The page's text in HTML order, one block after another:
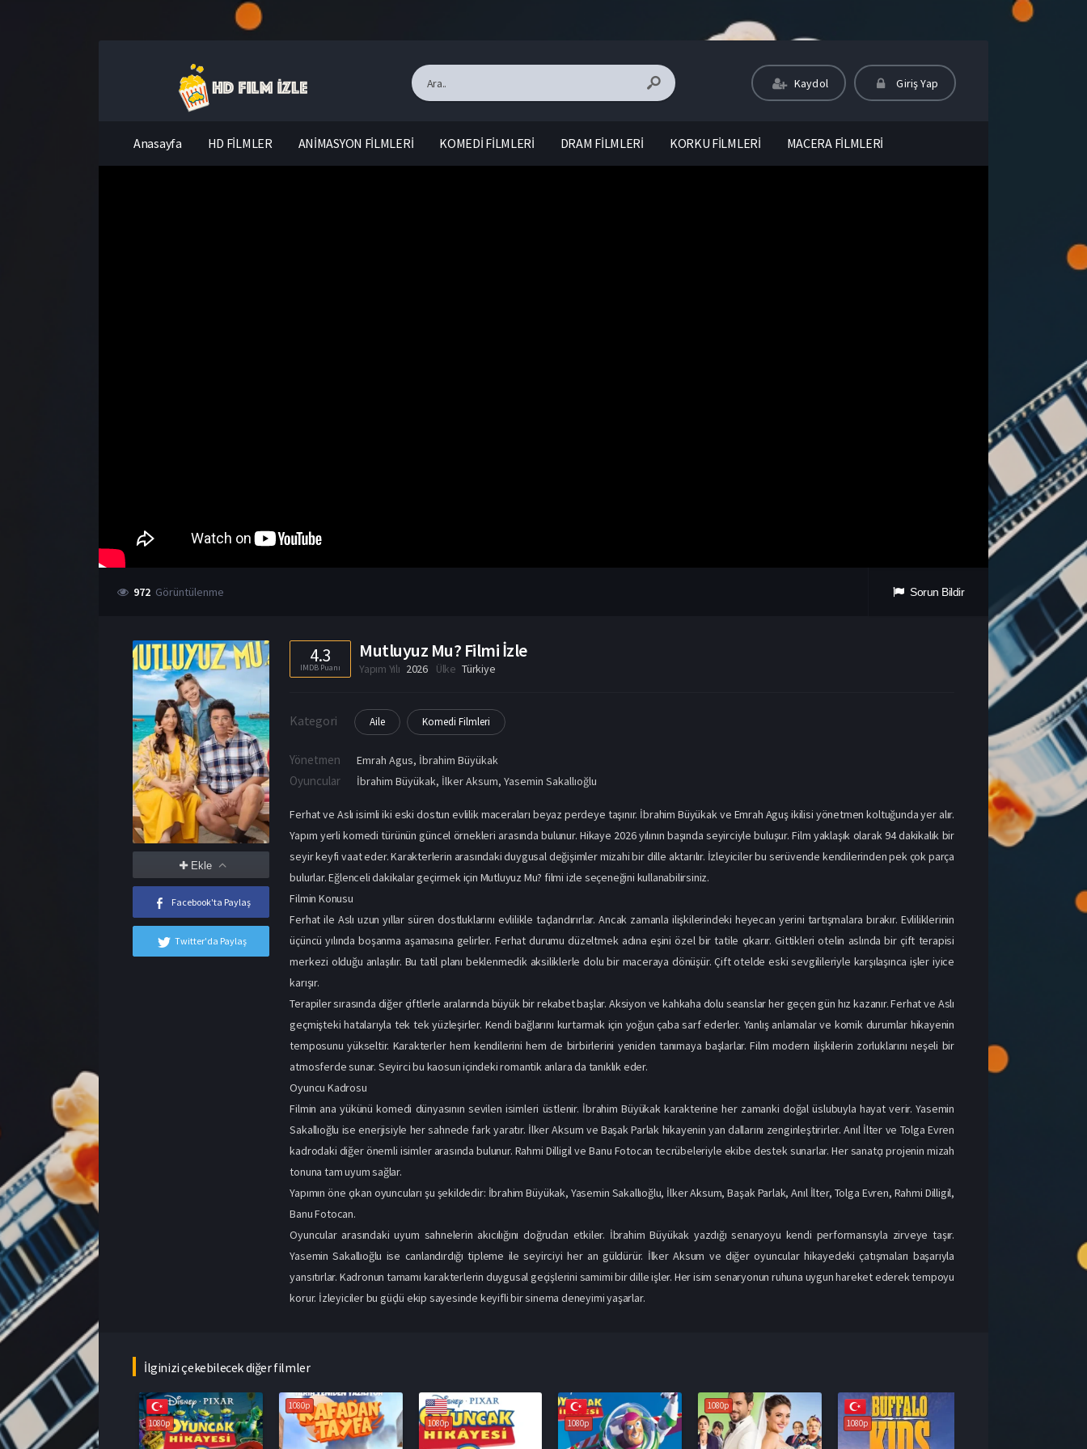
Kaydol Giriş Yap
Anasayfa HD FİLMLER ANİMASYON FİLMLERİ KOMEDİ FİLMLERİ DRAM FİLMLERİ KORKU FİLMLERİ MACERA FİLMLERİ
972 Görüntülenme Sorun Bildir
Ekle
Facebook'ta Paylaş
Twitter'da Paylaş
4.3
IMDB Puanı
Mutluyuz Mu? Filmi İzle
Yapım Yılı 2026 Ülke Türkiye
Kategori Aile Komedi Filmleri
Yönetmen Emrah Agus, İbrahim Büyükak
Oyuncular İbrahim Büyükak, İlker Aksum,Yasemin Sakallıoğlu
Ferhat ve Aslı isimli iki eski dostun evlilik maceraları beyaz perdeye taşınır. İbrahim Büyükak ve Emrah Aguş ikilisi yönetmen koltuğunda yer alır.
Yapım yerli komedi türünün güncel örnekleri arasında bulunur. Hikaye 2026 yılının başında seyirciyle buluşur. Film yaklaşık olarak 94 dakikalık bir
seyir keyfi vaat eder. Karakterlerin arasındaki duygusal değişimler mizahi bir dille aktarılır. İzleyiciler bu serüvende kendilerinden pek çok parça
bulurlar. Eğlenceli dakikalar geçirmek için Mutluyuz Mu? filmi izle seçeneğini kullanabilirsiniz.
Filmin Konusu
Ferhat ile Aslı uzun yıllar süren dostluklarını evlilikle taçlandırırlar. Ancak zamanla ilişkilerindeki heyecan yerini tartışmalara bırakır. Evliliklerinin
üçüncü yılında boşanma aşamasına gelirler. Ferhat durumu düzeltmek adına eşini özel bir tatile çıkarır. Gittikleri otelin aslında bir çift terapisi
merkezi olduğu anlaşılır. Bu tatil planı beklenmedik aksiliklerle dolu bir maceraya dönüşür. Çift otelde eski sevgilileriyle karşılaşınca işler iyice
karışır.
Terapiler sırasında diğer çiftlerle aralarında büyük bir rekabet başlar. Aksiyon ve kahkaha dolu seanslar her geçen gün hız kazanır. Ferhat ve Aslı
geçmişteki hatalarıyla tek tek yüzleşirler. Kendi bağlarını kurtarmak için yoğun çaba sarf ederler. Yanlış anlamalar ve komik durumlar hikayenin
temposunu yükseltir. Karakterler hem kendilerini hem de birbirlerini yeniden tanımaya başlarlar. Film modern ilişkilerin zorluklarını neşeli bir
atmosferde sunar. Seyirci bu kaosun içindeki romantik anlara da tanıklık eder.
Oyuncu Kadrosu
Filmin ana yükünü komedi dünyasının sevilen isimleri üstlenir. İbrahim Büyükak karakterine her zamanki doğal üslubuyla hayat verir. Yasemin
Sakallıoğlu ise enerjisiyle her sahnede fark yaratır. İlker Aksum ve Başak Parlak hikayenin yan dallarını zenginleştirirler. Anıl İlter ve Tolga Evren
kadrodaki diğer önemli isimler arasında bulunur. Rahmi Dilligil ve Banu Fotocan tecrübeleriyle ekibe destek sunarlar. Her sanatçı projenin mizah
tonuna tam uyum sağlar.
Yapımın öne çıkan oyuncuları şu şekildedir: İbrahim Büyükak, Yasemin Sakallıoğlu, İlker Aksum, Başak Parlak, Anıl İlter, Tolga Evren, Rahmi Dilligil,
Banu Fotocan.
Oyuncular arasındaki uyum sahnelerin akıcılığını doğrudan etkiler. İbrahim Büyükak yazdığı senaryoyu kendi performansıyla zirveye taşır.
Yasemin Sakallıoğlu ise canlandırdığı tipleme ile seyirciyi her an güldürür. İlker Aksum ve diğer oyuncular hikayedeki çatışmaları başarıyla
yansıtırlar. Kadronun tamamı karakterlerin duygusal geçişlerini samimi bir dille işler. Her isim senaryonun ruhuna uygun hareket ederek tempoyu
korur. İzleyiciler bu güçlü ekip sayesinde keyifli bir sinema deneyimi yaşarlar.
İlginizi çekebilecek diğer filmler
1080p 1080p
1080p
1080p 1080p
1080p
1080p